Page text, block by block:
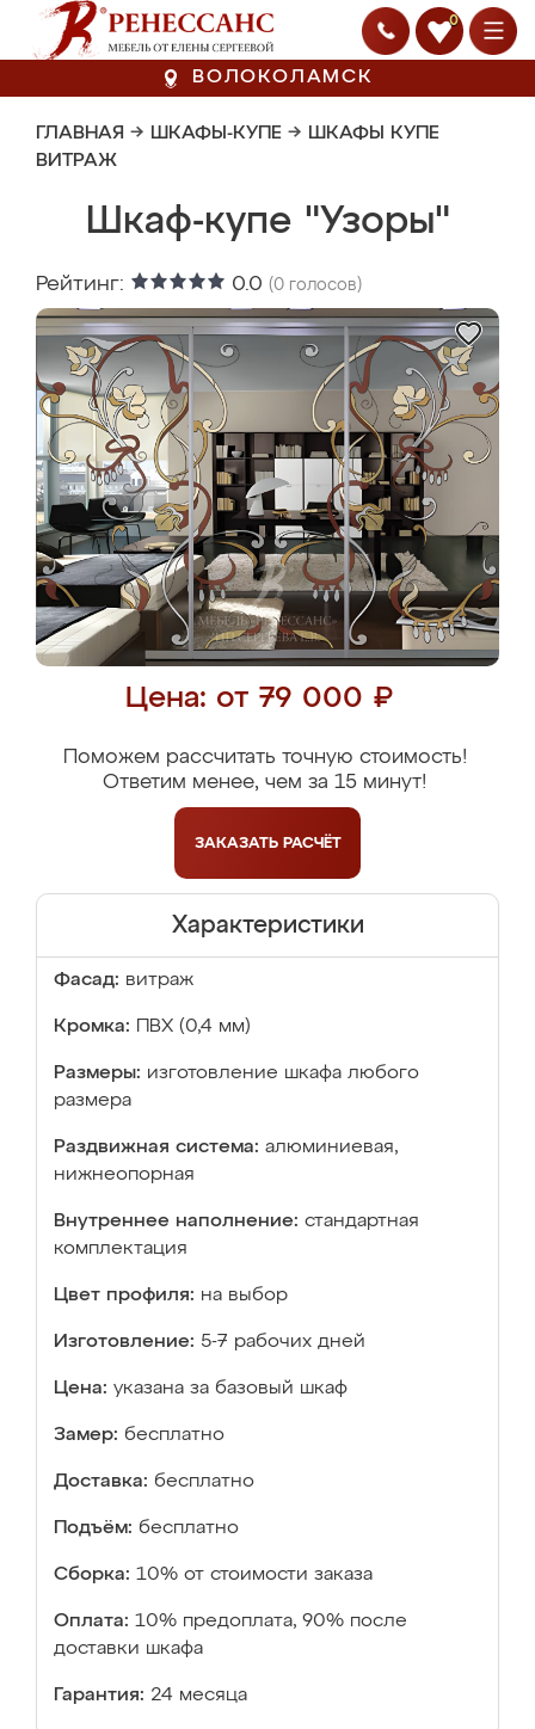
0
ВОЛОКОЛАМСК
ГЛАВНАЯ → ШКАФЫ-КУПЕ → ШКАФЫ КУПЕ
ВИТРАЖ
Шкаф-купе "Узоры"
Рейтинг: 0.0 (0 голосов)
Цена: от 79 000 ₽
Поможем рассчитать точную стоимость!
Ответим менее, чем за 15 минут!
ЗАКАЗАТЬ РАСЧЁТ
Характеристики
Фасад: витраж
Кромка: ПВХ (0,4 мм)
Размеры: изготовление шкафа любого
размера
Раздвижная система: алюминиевая,
нижнеопорная
Внутреннее наполнение: стандартная
комплектация
Цвет профиля: на выбор
Изготовление: 5-7 рабочих дней
Цена: указана за базовый шкаф
Замер: бесплатно
Доставка: бесплатно
Подъём: бесплатно
Сборка: 10% от стоимости заказа
Оплата: 10% предоплата, 90% после
доставки шкафа
Гарантия: 24 месяца